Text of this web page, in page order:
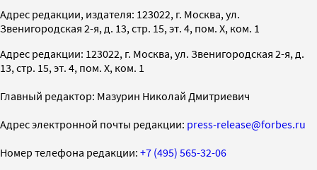
Адрес редакции, издателя: 123022, г. Москва, ул.
Звенигородская 2-я, д. 13, стр. 15, эт. 4, пом. X, ком. 1
Адрес редакции: 123022, г. Москва, ул. Звенигородская 2-я, д.
13, стр. 15, эт. 4, пом. X, ком. 1
Главный редактор: Мазурин Николай Дмитриевич
Адрес электронной почты редакции: press-release@forbes.ru
Номер телефона редакции: +7 (495) 565-32-06